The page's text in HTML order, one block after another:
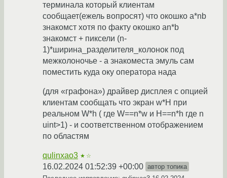
терминала который клиентам
сообщает(ежель вопросят) что окошко a*nb
знакомст хотя по факту окошко an*b
знакомст + пиксели (n-
1)*ширина_разделителя_колонок под
межколоночье - а знакоместа эмуль сам
поместить куда оку оператора нада
(для «графона») драйвер дисплея с опцией
клиентам сообщать что экран w*H при
реальном W*h ( где W==n*w и H==n*h где n
uint>1) - и соответственном отображением
по областям
qulinxao3 ★☆
16.02.2024 01:52:39 +00:00 автор топика